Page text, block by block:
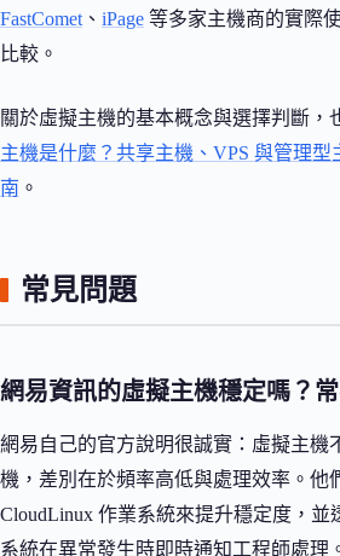
FastComet 、 iPage 等多家主機商的實際
比較。
關於虛擬主機的基本概念與選擇判斷，
主機是什麼？共享主機、VPS 與管理型
南 。
常見問題
網易資訊的虛擬主機穩定嗎？
網易自己的官方說明很誠實：虛擬主機
機，差別在於頻率高低與處理效率。他
CloudLinux 作業系統來提升穩定度，並
系統在異常發生時即時通知工程師處理